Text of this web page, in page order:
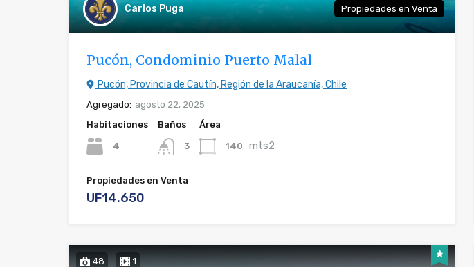
Carlos Puga Propiedades en Venta
Pucón, Condominio Puerto Malal
Pucón, Provincia de Cautín, Región de la Araucanía, Chile
Agregado: agosto 22, 2025
Habitaciones
4
Baños
3
Área
140 mts2
Propiedades en Venta
UF14.650
48 1